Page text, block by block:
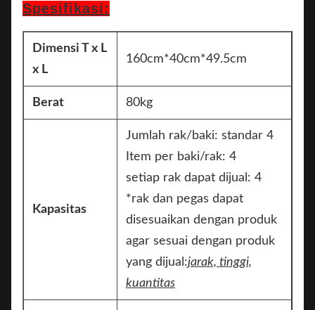
Spesifikasi:
Dimensi T x L
x L
160cm*40cm*49.5cm
Berat 80kg
Kapasitas
Jumlah rak/baki: standar 4
Item per baki/rak: 4
setiap rak dapat dijual: 4
*rak dan pegas dapat
disesuaikan dengan produk
agar sesuai dengan produk
yang dijual:jarak, tinggi,
kuantitas